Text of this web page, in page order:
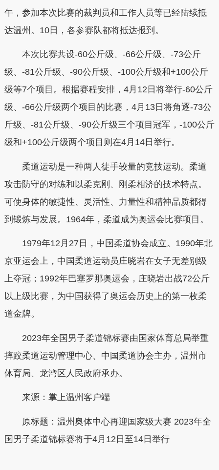
午，参加本次比赛的裁判员和工作人员等已经陆续抵
达温州。10日，各参赛队都将抵达报到。
本次比赛共设-60公斤级、-66公斤级、-73公斤
级、-81公斤级、-90公斤级、-100公斤级和+100公斤
级等7个项目。根据赛程安排，4月12日将举行-60公斤
级、-66公斤级两个项目的比赛，4月13日将角逐-73公
斤级、-81公斤级、-90公斤级三个项目冠军，-100公斤
级和+100公斤级两个项目则在4月14日举行。
柔道运动是一种两人徒手较量的竞技运动。柔道
攻击防守的对练和以柔克刚、刚柔相济的技术特点。
可使身体的敏捷性、灵活性、力量性和精神品质都得
到锻炼与发展。1964年，柔道成为奥运会比赛项目。
1979年12月27日，中国柔道协会成立。1990年北
京亚运会上，中国柔道运动员庄晓岩在女子无差别级
上夺冠；1992年巴塞罗那奥运会，庄晓岩出战72公斤
以上级比赛，为中国获得了奥运会历史上的第一枚柔
道金牌。
2023年全国男子柔道锦标赛由国家体育总局举重
摔跤柔道运动管理中心、中国柔道协会主办，温州市
体育局、龙湾区人民政府承办。
来源：掌上温州客户端
原标题：温州奥体中心再迎国家级大赛 2023年全
国男子柔道锦标赛将于4月12日至14日举行